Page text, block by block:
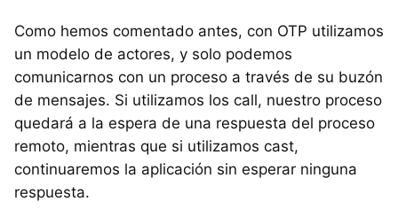
Como hemos comentado antes, con OTP utilizamos
un modelo de actores, y solo podemos
comunicarnos con un proceso a través de su buzón
de mensajes. Si utilizamos los call, nuestro proceso
quedará a la espera de una respuesta del proceso
remoto, mientras que si utilizamos cast,
continuaremos la aplicación sin esperar ninguna
respuesta.